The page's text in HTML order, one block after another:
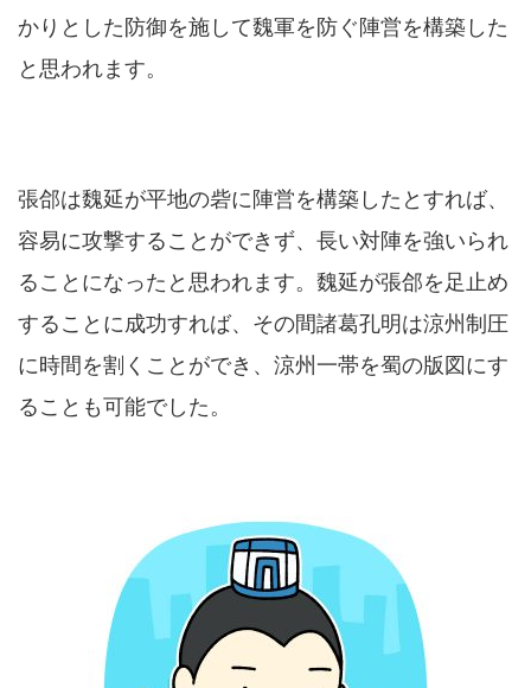
かりとした防御を施して魏軍を防ぐ陣営を構築した
と思われます。
張郃は魏延が平地の砦に陣営を構築したとすれば、
容易に攻撃することができず、長い対陣を強いられ
ることになったと思われます。魏延が張郃を足止め
することに成功すれば、その間諸葛孔明は涼州制圧
に時間を割くことができ、涼州一帯を蜀の版図にす
ることも可能でした。